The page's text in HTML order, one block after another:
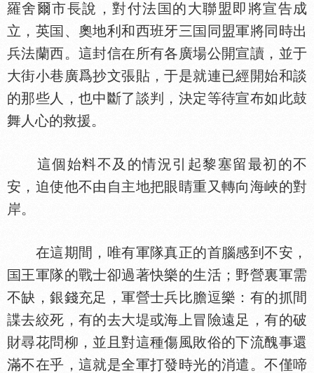
羅舍爾市長說，對付法
的大聯盟即將宣告成
立，英
、奧地利和西班牙三
同盟軍將同時出
兵法蘭西。這封信在所有各廣場公開宣讀，並于
大街小巷廣爲抄文張貼，于是就連已經開始和談
的那些人，也中斷了談判，決定等待宣布如此鼓
舞人心的救援。
這個始料不及的情況引起黎塞留最初的不
安，迫使他不由自主地把眼睛重又轉向海峽的對
岸。
在這期間，唯有軍隊真正的首腦感到不安，
王軍隊的戰士卻過著快樂的生活；野營裏軍需
不缺，銀錢充足，軍營士兵比膽逗樂：有的抓間
諜去絞死，有的去大堤或海上冒險遠足，有的破
財尋花問柳，並且對這種傷風敗俗的下流醜事還
滿不在乎，這就是全軍打發時光的消遣。不僅啼